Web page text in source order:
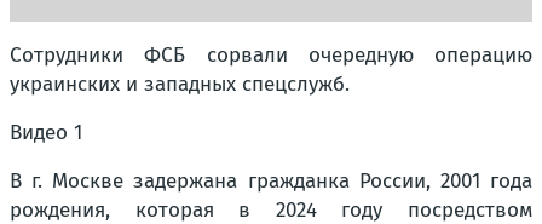
Сотрудники ФСБ сорвали очередную операцию
украинских и западных спецслужб.
Видео 1
В г. Москве задержана гражданка России, 2001 года
рождения, которая в 2024 году посредством